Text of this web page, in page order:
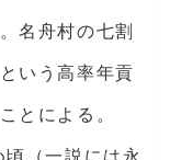
名舟村の七割
いう高率年貢
とによる。
（一説には永